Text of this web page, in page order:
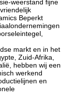
weerstand fijne
Beperkt
markt en in het
Zuid-Afrika,
hebben wij een
werkend
en